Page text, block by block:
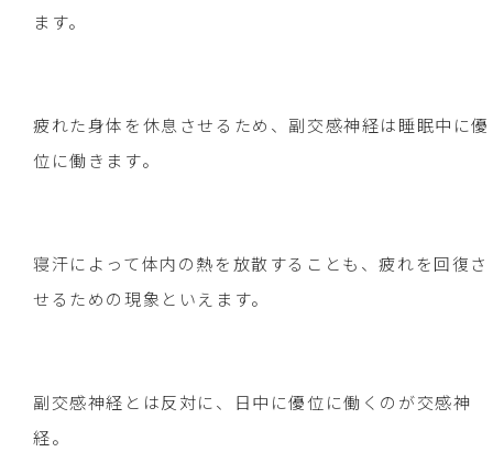
ます。
疲れた身体を休息させるため、副交感神経は睡眠中に優
位に働きます。
寝汗によって体内の熱を放散することも、疲れを回復さ
せるための現象といえます。
副交感神経とは反対に、日中に優位に働くのが交感神
経。